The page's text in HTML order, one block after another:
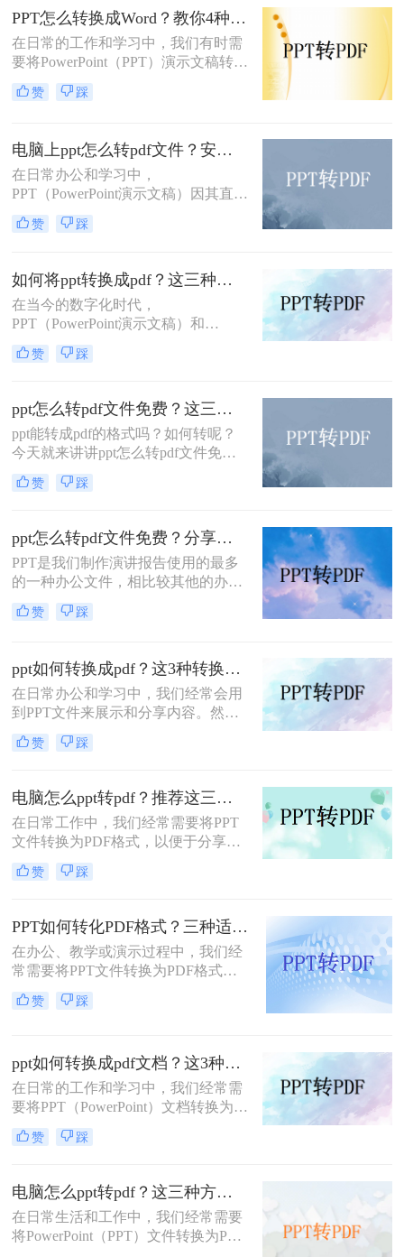
一致性。那么电脑上ppt怎么转pdf格
式呢？以下将详细介绍几种在电脑上
将PPT转换为PDF格式的方法。
PPT怎么转换成Word？教你4种值得收藏的转换方法!！
在日常的工作和学习中，我们有时需
要将PowerPoint（PPT）演示文稿转换
为Word文档，以便于编辑、打印或进
行更深入的内容整理。虽然两者都是
不总是直截了当。不过，借助一些技
巧和工具，我们可以有效地将PPT转
换为Word格式。那么PPT怎么转换成
Word呢？以下是一些实用的方法，帮
助你完成这一转换。
赞 踩
电脑上ppt怎么转pdf文件？安利给你这三种简单的方法！
在日常办公和学习中，
PPT（PowerPoint演示文稿）因其直
观、动态的展示效果而广受欢迎。然
而，在某些情况下，我们可能需要将
享、打印或确保在不同设备上的一致
显示。那么电脑上ppt怎么转pdf文件
呢？本文将详细介绍在电脑上将PPT
转换为PDF文件的多种方法，帮助用
户轻松完成这一任务。
赞 踩
如何将ppt转换成pdf？这三种转换方法你该学会！
在当今的数字化时代，
PPT（PowerPoint演示文稿）和
PDF（Portable Document Format，可
移植文档格式）是两种广泛使用的文
重要作用。PPT因其强大的演示功能
而备受青睐，而PDF则以其良好的兼
容性和稳定性，在文件共享、打印和
归档方面表现出色。因此，将PPT转
换成PDF成为许多用户在工作和学习
中的常见需求。本文将详细介绍如何
一些实用技巧。
赞 踩
ppt怎么转pdf文件免费？这三种方法，我给满分！
ppt能转成pdf的格式吗？如何转呢？
今天就来讲讲ppt怎么转pdf文件免
费，看看是如何完成的，当我们制作
好一份文档时，想要分享但是又不想
很好的法子，但是很多朋友不知道怎
么#other#，今天小编就来教大家一
招。
赞 踩
ppt怎么转pdf文件免费？分享三种方法，1分钟轻松解决！
PPT是我们制作演讲报告使用的最多
的一种办公文件，相比较其他的办公
文件，PPT文档在演示效果上更加的
丰富出色，但是如果是要打印或者是
式是种不错的选择，因为PDF文件比
较文档，兼容性强，打印效果也十分
好，那么ppt怎么转pdf文件免费呢？
下面就让我们来看看ppt文件转pdf文
件的方法吧。
赞 踩
ppt如何转换成pdf？这3种转换方法你该学会！
在日常办公和学习中，我们经常会用
到PPT文件来展示和分享内容。然
而，有时候我们需要将PPT文件转换
成PDF格式，以方便打印、编辑或分
pdf呢？接下来，本文将为你详细介绍
几种常见的转换方法。
赞 踩
电脑怎么ppt转pdf？推荐这三种方法给大家！
在日常工作中，我们经常需要将PPT
文件转换为PDF格式，以便于分享、
打印或保持格式的一致性。那么电脑
怎么ppt转pdf呢？下面将详细介绍几
完成转换。
赞 踩
PPT如何转化PDF格式？三种适合小白的转换方法！
在办公、教学或演示过程中，我们经
常需要将PPT文件转换为PDF格式，
以便在不同设备和软件上保持一致的
排版和布局。PDF格式具有跨平台
如何转化PDF格式呢？下面将介绍三
种将PPT转化为PDF格式的方法，帮
助您轻松实现格式转换。
赞 踩
ppt如何转换成pdf文档？这3种方法，任你选择！
在日常的工作和学习中，我们经常需
要将PPT（PowerPoint）文档转换为
PDF格式，以便于分享、打印或确保
内容在不同设备上保持一致的展示效
不易被篡改等优点，因此成为了许多
场合下的首选格式。本文将详细介绍
PPT如何转换成PDF文档，帮助读者
轻松完成这一转换过程。
赞 踩
电脑怎么ppt转pdf？这三种方法教你快速解决！
在日常生活和工作中，我们经常需要
将PowerPoint（PPT）文件转换为PDF